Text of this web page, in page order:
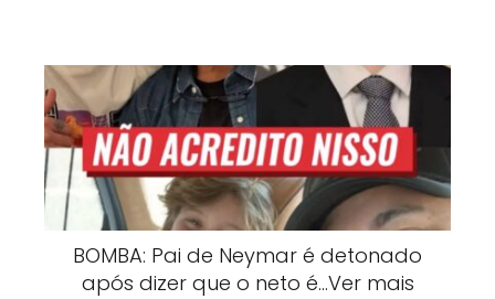
BOMBA: Pai de Neymar é detonado
após dizer que o neto é…Ver mais